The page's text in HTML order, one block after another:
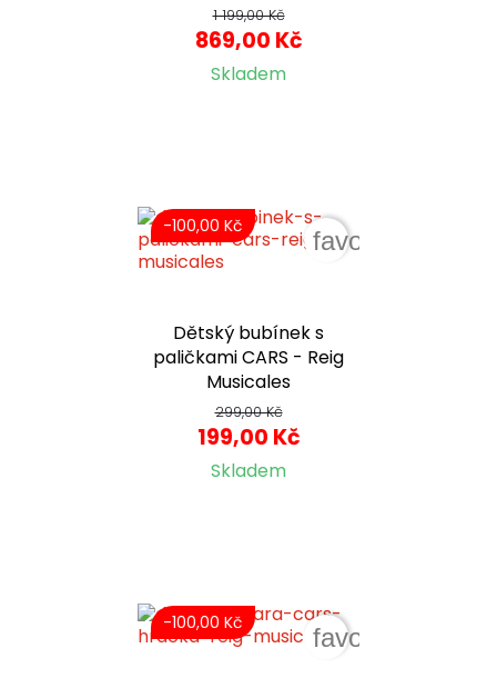
1 199,00 Kč
869,00 Kč
Skladem
Dětský bubínek s
paličkami CARS - Reig
Musicales
299,00 Kč
199,00 Kč
Skladem
-100,00 Kč
favorite_border
-100,00 Kč
favorite_border